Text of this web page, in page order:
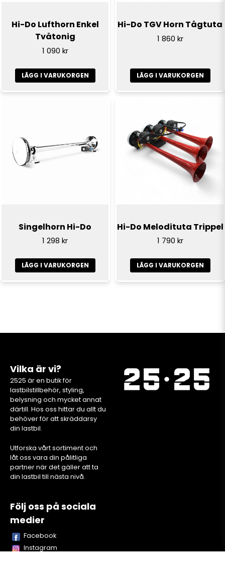
Hi-Do Lufthorn Enkel
Tvåtonig
1 090 kr
LÄGG I VARUKORGEN
Hi-Do TGV Horn Tågtuta
1 860 kr
LÄGG I VARUKORGEN
Singelhorn Hi-Do
1 298 kr
LÄGG I VARUKORGEN
Hi-Do Melodituta Trippel
1 790 kr
LÄGG I VARUKORGEN
Vilka är vi?
2525 är en butik för
lastbilstillbehör, styling,
belysning och mycket annat
därtill. Hos oss hittar du allt du
behöver för att skräddarsy
din lastbil.
Utforska vårt sortiment och
låt oss vara din pålitliga
partner när det gäller att ta
din lastbil till nästa nivå.
Följ oss på sociala
medier
Facebook
Instagram